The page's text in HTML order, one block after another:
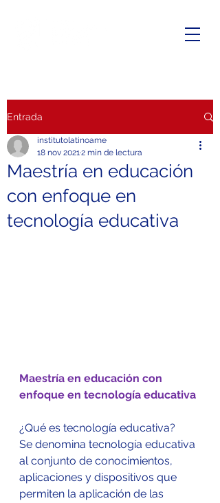
Entrada
Maestría en educación
con enfoque en
tecnología educativa
institutolatinoame
18 nov 20212 min de lectura
Maestría en educación con
enfoque en tecnología educativa
¿Qué es tecnología educativa?
Se denomina tecnología educativa
al conjunto de conocimientos,
aplicaciones y dispositivos que
permiten la aplicación de las